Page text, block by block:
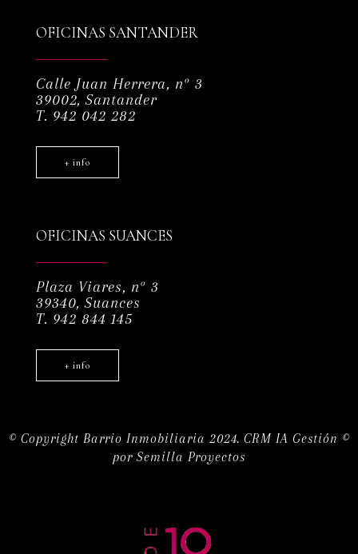
OFICINAS SANTANDER
Calle Juan Herrera, nº 3
39002, Santander
T. 942 042 282
+ info
OFICINAS SUANCES
Plaza Viares, nº 3
39340, Suances
T. 942 844 145
+ info
© Copyright Barrio Inmobiliaria 2024. CRM IA Gestión ©
porSemilla Proyectos